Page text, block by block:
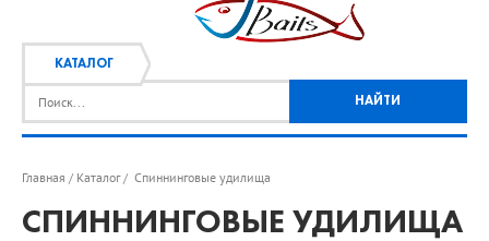
КАТАЛОГ
Главная / Каталог / Спиннинговые удилища
СПИННИНГОВЫЕ УДИЛИЩА